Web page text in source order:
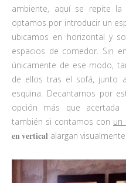
ambiente, aquí se repite la
optamos por introducir un
ubicamos en horizontal y
espacios de comedor. Sin
únicamente de ese modo,
de ellos tras el sofá, junto
esquina. Decantarnos por
opción más que acertada
también si contamos con un
en vertical alargan